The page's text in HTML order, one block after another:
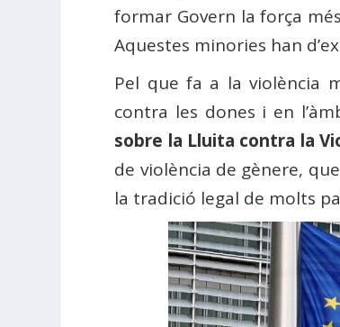
formar Govern la força
Aquestes minories han
Pel que fa a la violència
contra les dones i en
sobre la Lluita contra la
de violència de gènere,
la tradició legal de molts